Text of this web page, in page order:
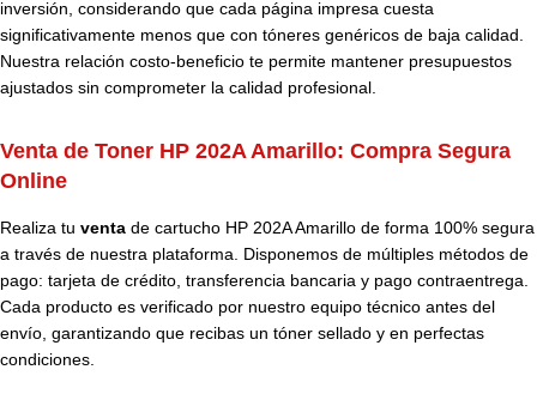
inversión, considerando que cada página impresa cuesta
significativamente menos que con tóneres genéricos de baja calidad.
Nuestra relación costo-beneficio te permite mantener presupuestos
ajustados sin comprometer la calidad profesional.
Venta de Toner HP 202A Amarillo: Compra Segura
Online
Realiza tu venta de cartucho HP 202A Amarillo de forma 100% segura
a través de nuestra plataforma. Disponemos de múltiples métodos de
pago: tarjeta de crédito, transferencia bancaria y pago contraentrega.
Cada producto es verificado por nuestro equipo técnico antes del
envío, garantizando que recibas un tóner sellado y en perfectas
condiciones.